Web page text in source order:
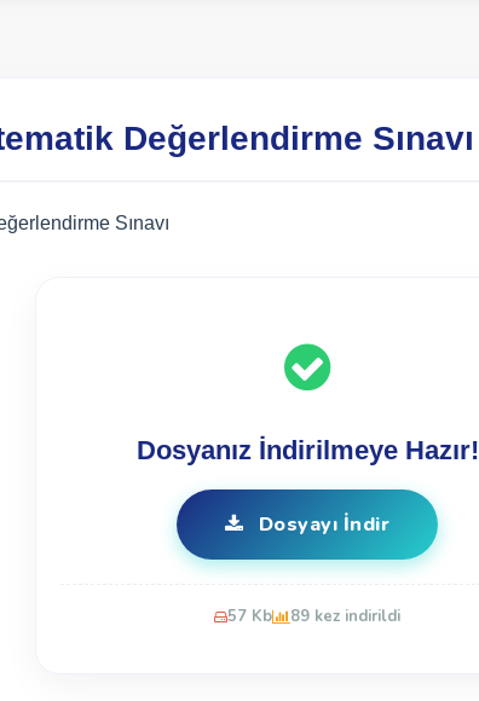
Değerlendirme Sınavı
Sınavı
Dosyanız İndirilmeye Hazır!
Dosyayı İndir
57 Kb 89 kez indirildi